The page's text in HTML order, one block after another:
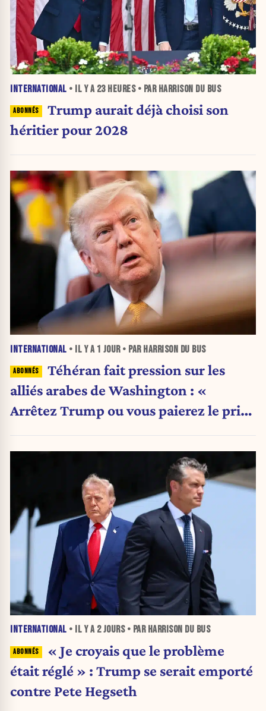
INTERNATIONAL • IL Y A 23 HEURES• PAR HARRISON DU BUS
Trump aurait déjà choisi son
héritier pour 2028
INTERNATIONAL • IL Y A 1 JOUR• PAR HARRISON DU BUS
Téhéran fait pression sur les
alliés arabes de Washington : «
Arrêtez Trump ou vous paierez le prix
INTERNATIONAL • IL Y A 2 JOURS• PAR HARRISON DU BUS
« Je croyais que le problème
était réglé » : Trump se serait emporté
contre Pete Hegseth